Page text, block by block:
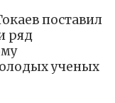
поставил
ряд
ученых